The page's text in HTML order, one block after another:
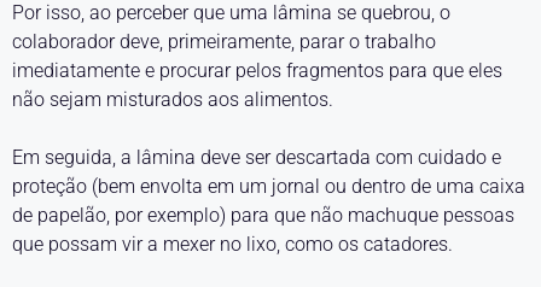
Por isso, ao perceber que uma lâmina se quebrou, o
colaborador deve, primeiramente, parar o trabalho
imediatamente e procurar pelos fragmentos para que eles
não sejam misturados aos alimentos.
Em seguida, a lâmina deve ser descartada com cuidado e
proteção (bem envolta em um jornal ou dentro de uma caixa
de papelão, por exemplo) para que não machuque pessoas
que possam vir a mexer no lixo, como os catadores.